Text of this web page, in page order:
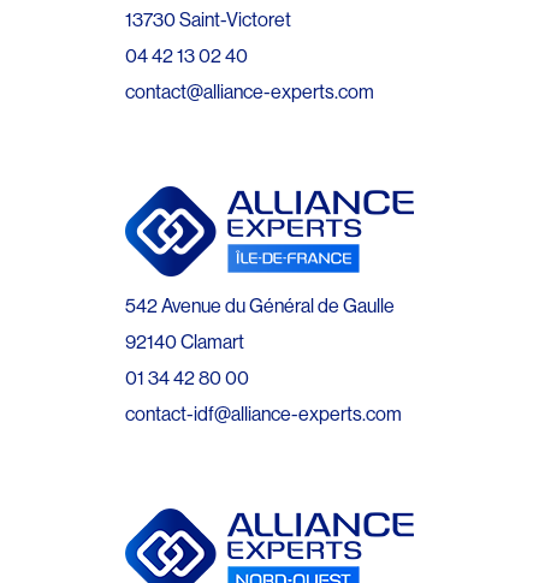
13730 Saint-Victoret
04 42 13 02 40
contact@alliance-experts.com
542 Avenue du Général de Gaulle
92140 Clamart
01 34 42 80 00
contact-idf@alliance-experts.com